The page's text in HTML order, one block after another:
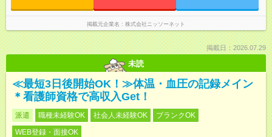
掲載元企業名 株式会社ニッソーネット
掲載日：2026.07.29
未読
≪最短3日後開始OK！≫体温・血圧の記録メイン
＊看護師資格で高収入Get！
派遣 職種未経験OK 社会人未経験OK
ブランクOK
WEB登録・面接OK